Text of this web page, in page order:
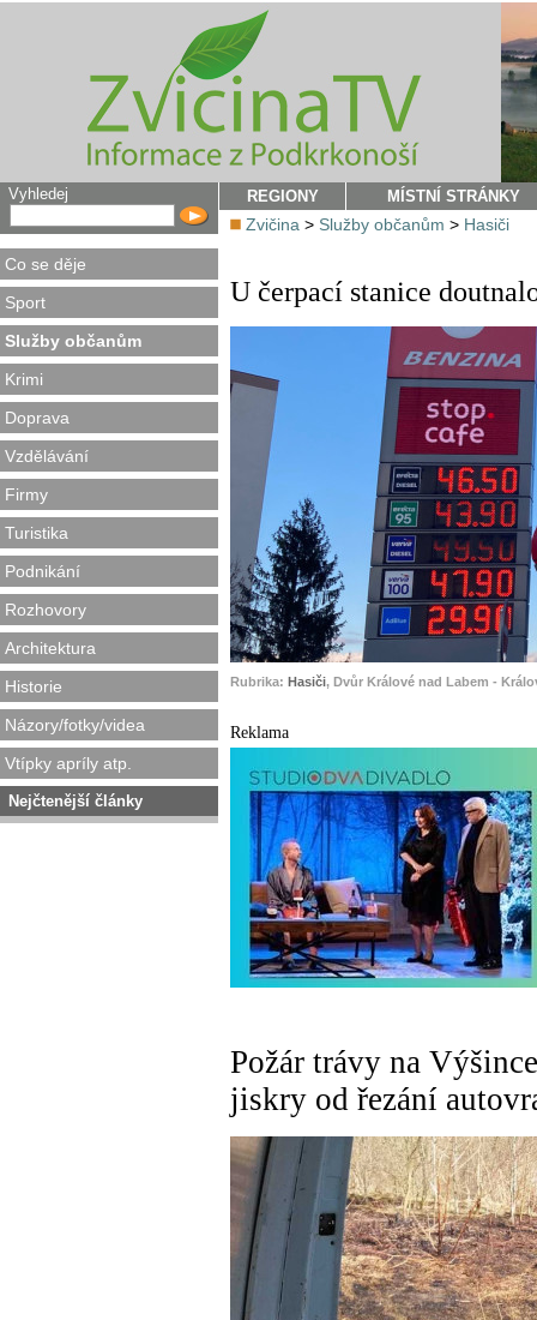
Vyhledej
Co se děje
Sport
Služby občanům
Krimi
Doprava
Vzdělávání
Firmy
Turistika
Podnikání
Rozhovory
Architektura
Historie
Názory/fotky/videa
Vtípky apríly atp.
Nejčtenější články
REGIONY MÍSTNÍ STRÁNKY
Zvičina > Služby občanům > Hasiči
U čerpací stanice
Rubrika: Hasiči, Dvůr Králové nad Labem -
Reklama
Požár trávy na
jiskry od řezání